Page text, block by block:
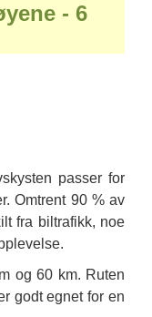
- 6
passer for
Omtrent 90 % av
fra biltrafikk, noe
og 60 km. Ruten
godt egnet for en